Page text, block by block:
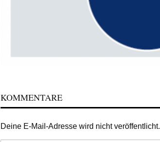
KOMMENTARE
Deine E-Mail-Adresse wird nicht veröffentlicht.